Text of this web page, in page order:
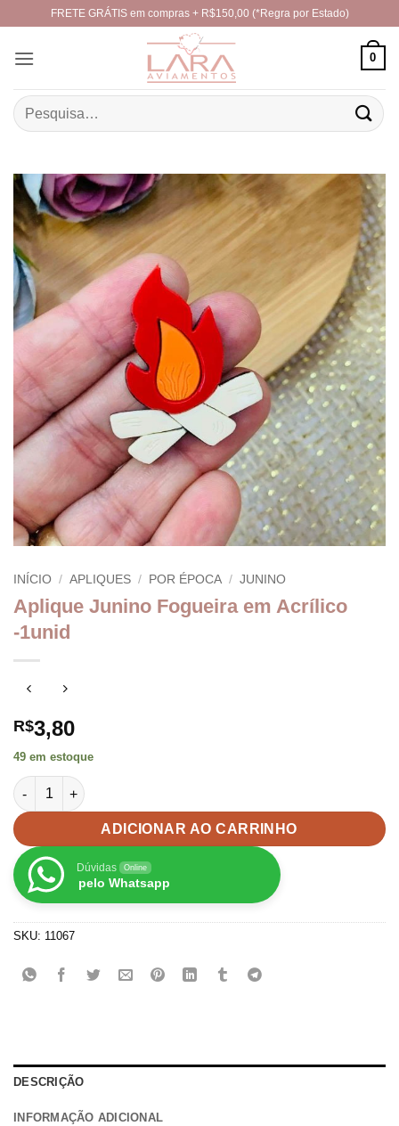
content
FRETE GRÁTIS em compras + R$150,00 (*Regra por Estado)
0
Pesquisar
por:
INÍCIO / APLIQUES / POR ÉPOCA / JUNINO
Aplique Junino Fogueira em Acrílico
-1unid
R$3,80
49 em estoque
Aplique Junino Fogueira em Acrílico -1unid quantidade
ADICIONAR AO CARRINHO
Dúvidas Online
pelo Whatsapp
SKU: 11067
DESCRIÇÃO
INFORMAÇÃO ADICIONAL